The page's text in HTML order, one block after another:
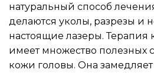
натуральный способ
делаются уколы, разрезы и
настоящие лазеры. Терапия
имеет множество полезных
кожи головы. Она